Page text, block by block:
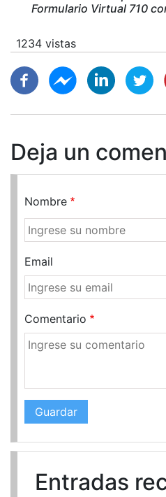
Formulario Virtual 710
1234 vistas
Deja un
Nombre
Email
Comentario
Entradas